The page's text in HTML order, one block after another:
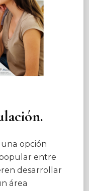
opción
entre
desarrollar
área